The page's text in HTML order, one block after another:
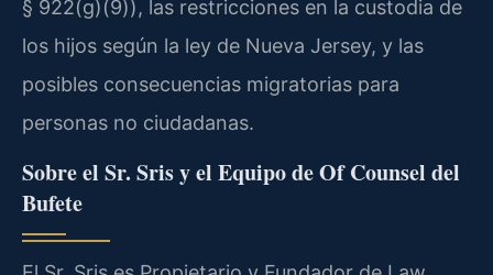
§ 922(g)(9)), las restricciones en la custodia de
los hijos según la ley de Nueva Jersey, y las
posibles consecuencias migratorias para
personas no ciudadanas.
Sobre el Sr. Sris y el Equipo de Of Counsel del
Bufete